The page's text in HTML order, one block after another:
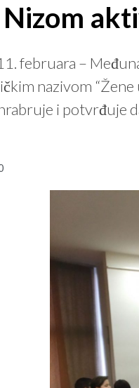
Nizom
februara –
nazivom
i potvrđuje